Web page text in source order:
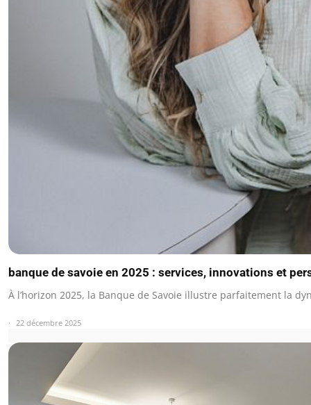
banque de savoie en 2025 : services, innovations et
À l’horizon 2025, la Banque de Savoie illustre parfaitement la
22 décembre 2025